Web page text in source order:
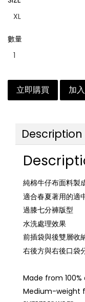
數量
立即購買 加
Description
純棉牛仔布面料製
適合春夏著用的適
過膝七分褲版型
水洗處理效果
前插袋與後雙層收
右後方與右後口袋
Made from
Medium-weight